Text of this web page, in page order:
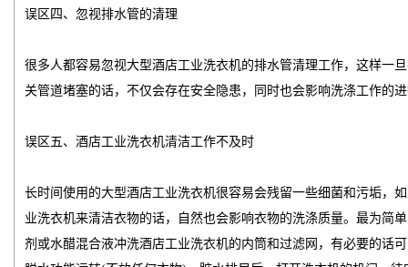
误区四、忽视排水管的清理
很多人都容易忽视大型酒店工业洗衣机的排水管清理工作，这样一
关管道堵塞的话，不仅会存在安全隐患，同时也会影响洗涤工作的
误区五、酒店工业洗衣机清洁工作不及时
长时间使用的大型酒店工业洗衣机很容易会残留一些细菌和污垢，
业洗衣机来清洁衣物的话，自然也会影响衣物的洗涤质量。最为简
剂或水醋混合液冲洗酒店工业洗衣机的内筒和过滤网，有必要的话